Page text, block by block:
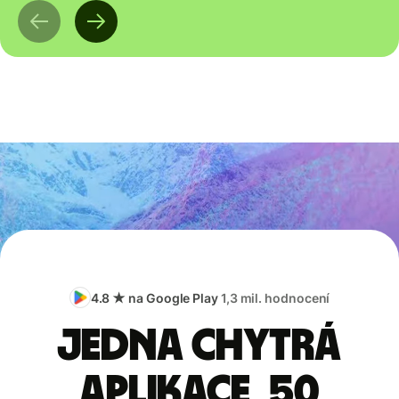
4.8 ★ na Google Play1,3 mil. hodnocení
Jedna chytrá